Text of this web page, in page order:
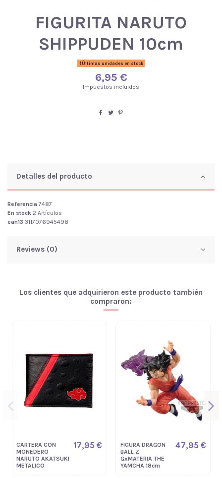
FIGURITA NARUTO
SHIPPUDEN 10cm
Últimas unidades en stock
6,95 €
Impuestos incluidos
Detalles del producto
Referencia 7487
En stock 2 Artículos
ean13 3117076945498
Reviews (0)
Los clientes que adquirieron este producto también
compraron:
CARTERA CON
MONEDERO
NARUTO AKATSUKI
METALICO
17,95 €
FIGURA DRAGON
BALL Z
GxMATERIA THE
YAMCHA 18cm
47,95 €